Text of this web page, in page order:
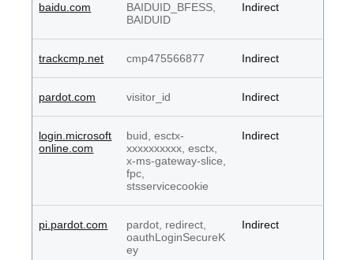
baidu.com
BAIDUID_BFESS,
BAIDUID
Indirect
trackcmp.net cmp475566877 Indirect
pardot.com visitor_id Indirect
login.microsoft
online.com
buid, esctx-
xxxxxxxxxx, esctx,
x-ms-gateway-slice,
fpc,
stsservicecookie
Indirect
pi.pardot.com
pardot, redirect,
oauthLoginSecureK
ey
Indirect